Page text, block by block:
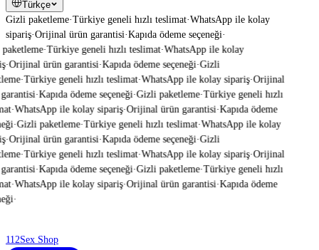
Türkçe
Gizli paketleme·Türkiye geneli hızlı teslimat·WhatsApp ile kolay
sipariş·Orijinal ürün garantisi·Kapıda ödeme seçeneği·
·Türkiye geneli hızlı teslimat·WhatsApp ile kolay
·Orijinal ürün garantisi·Kapıda ödeme seçeneği·Gizli
·Türkiye geneli hızlı teslimat·WhatsApp ile kolay sipariş·Orijinal
·Kapıda ödeme seçeneği·Gizli paketleme·Türkiye geneli hızlı
·WhatsApp ile kolay sipariş·Orijinal ürün garantisi·Kapıda ödeme
·Gizli paketleme·Türkiye geneli hızlı teslimat·WhatsApp ile kolay
·Orijinal ürün garantisi·Kapıda ödeme seçeneği·Gizli
·Türkiye geneli hızlı teslimat·WhatsApp ile kolay sipariş·Orijinal
·Kapıda ödeme seçeneği·Gizli paketleme·Türkiye geneli hızlı
·WhatsApp ile kolay sipariş·Orijinal ürün garantisi·Kapıda ödeme
·
112Sex Shop